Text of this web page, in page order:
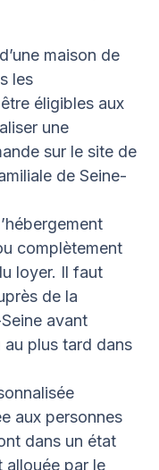
maison de
les
éligibles aux
une
sur le site de
de Seine-
complètement
loyer. Il faut
de la
avant
au plus tard dans
aux personnes
dans un état
allouée par le